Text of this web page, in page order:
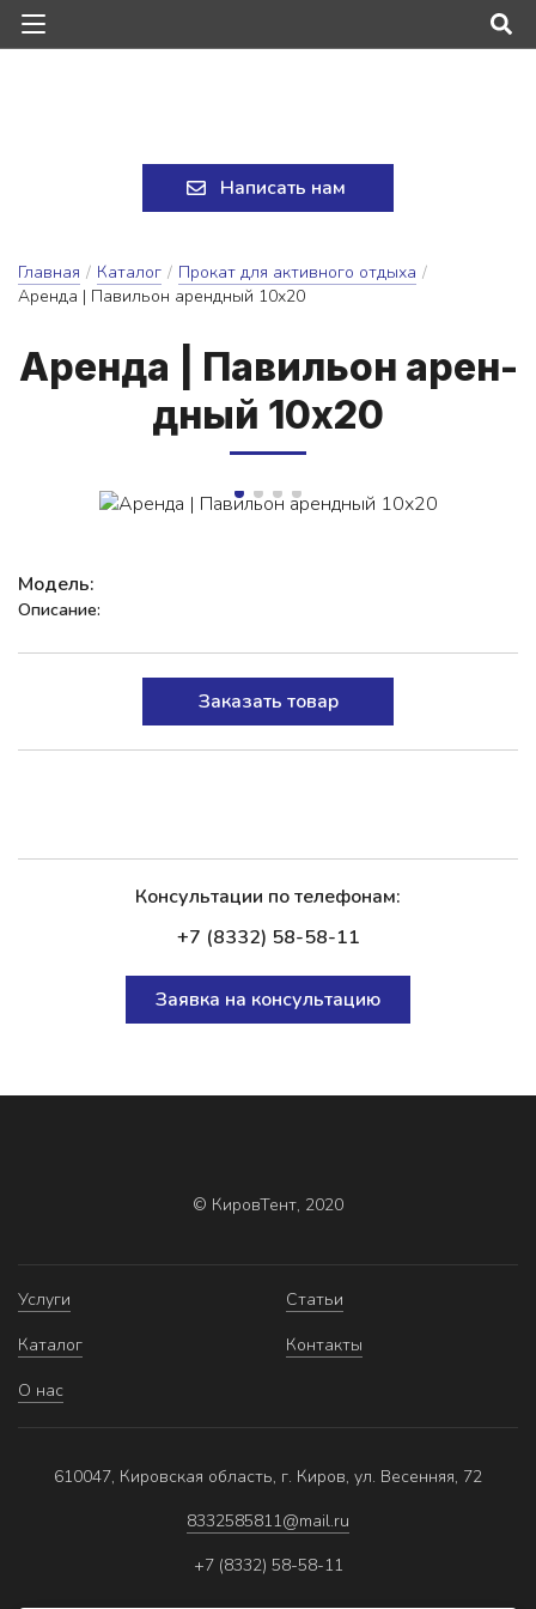
Написать нам
Главная / Каталог / Прокат для активного отдыха /
Аренда | Павильон арендный 10х20
А­рен­да | Па­виль­он а­рен­
дный 10х20
Модель:
Описание:
Заказать товар
Консультации по телефонам:
+7 (8332) 58-58-11
Заявка на консультацию
© КировТент, 2020
Услуги
Каталог
О нас
Статьи
Контакты
610047, Кировская область, г. Киров, ул. Весенняя, 72
8332585811@mail.ru
+7 (8332) 58-58-11